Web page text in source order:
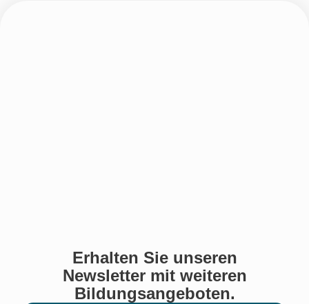
Erhalten Sie unseren
Newsletter mit weiteren
Bildungsangeboten.